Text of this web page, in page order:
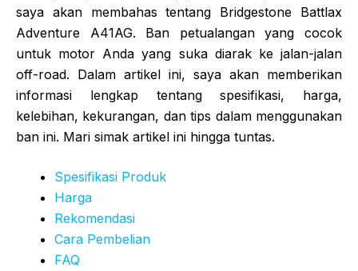
saya akan membahas tentang Bridgestone Battlax
Adventure A41AG. Ban petualangan yang cocok
untuk motor Anda yang suka diarak ke jalan-jalan
off-road. Dalam artikel ini, saya akan memberikan
informasi lengkap tentang spesifikasi, harga,
kelebihan, kekurangan, dan tips dalam menggunakan
ban ini. Mari simak artikel ini hingga tuntas.
Spesifikasi Produk
Harga
Rekomendasi
Cara Pembelian
FAQ